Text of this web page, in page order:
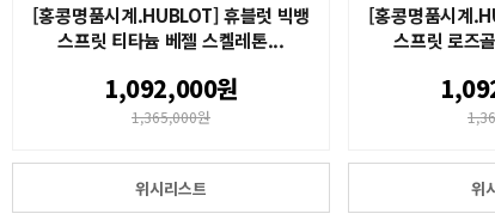
[홍콩명품시계.HUBLOT] 휴블럿 빅뱅
스프릿 티타늄 베젤 스켈레톤...
1,092,000원
1,365,000원
위시리스트
[홍콩명품시계
스프릿 로즈
위